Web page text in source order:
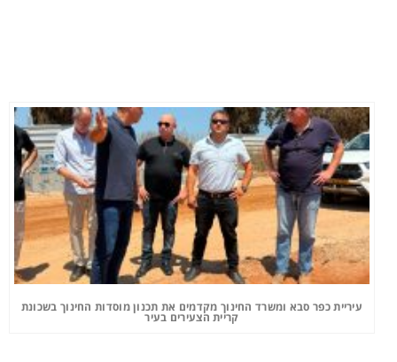
עיריית כפר סבא ומשרד החינוך מקדמים את תכנון מוסדות החינוך בשכונת
קריית הצעירים בעיר